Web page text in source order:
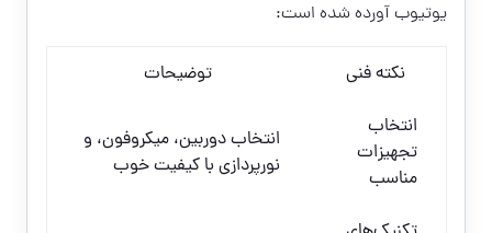
یوتیوب آورده شده است:
نکته فنی
توضیحات
انتخاب
تجهیزات
مناسب
انتخاب دوربین، میکروفون، و
نورپردازی با کیفیت خوب